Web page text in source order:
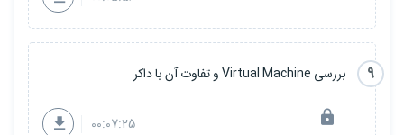
9 بررسی Virtual Machine و تفاوت آن با داکر
00:07:25